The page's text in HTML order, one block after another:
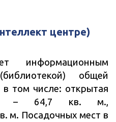
центре)
информационным
общей
том числе: открытая
– 64,7 кв. м.,
м. Посадочных мест в